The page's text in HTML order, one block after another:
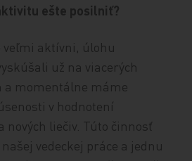
ešte posilniť?
veľmi aktívni, úlohu
už na viacerých
a momentálne máme
v hodnotení
nových liečiv. Túto činnosť
vedeckej práce a jednu